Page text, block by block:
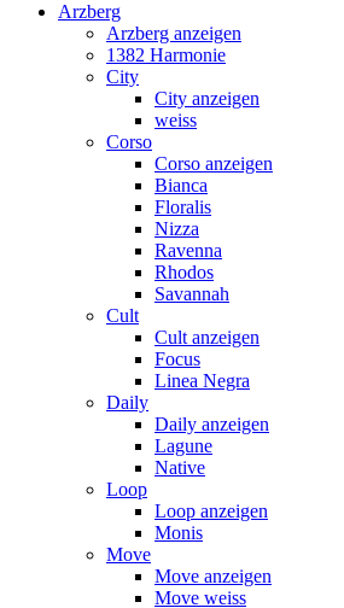
Arzberg
Arzberg anzeigen
1382 Harmonie
City
City anzeigen
weiss
Corso
Corso anzeigen
Bianca
Floralis
Nizza
Ravenna
Rhodos
Savannah
Cult
Cult anzeigen
Focus
Linea Negra
Daily
Daily anzeigen
Lagune
Native
Loop
Loop anzeigen
Monis
Move
Move anzeigen
Move weiss